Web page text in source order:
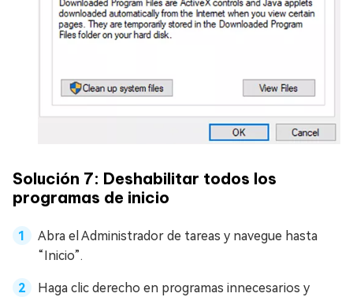
Solución 7: Deshabilitar todos los
programas de inicio
Abra el Administrador de tareas y navegue hasta
“Inicio”.
Haga clic derecho en programas innecesarios y